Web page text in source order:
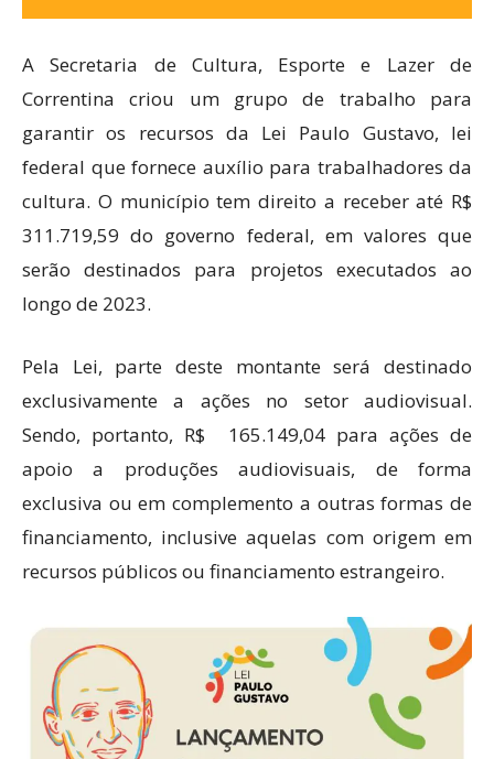
A Secretaria de Cultura, Esporte e Lazer de
Correntina criou um grupo de trabalho para
garantir os recursos da Lei Paulo Gustavo, lei
federal que fornece auxílio para trabalhadores da
cultura. O município tem direito a receber até R$
311.719,59 do governo federal, em valores que
serão destinados para projetos executados ao
longo de 2023.
Pela Lei, parte deste montante será destinado
exclusivamente a ações no setor audiovisual.
Sendo, portanto, R$ 165.149,04 para ações de
apoio a produções audiovisuais, de forma
exclusiva ou em complemento a outras formas de
financiamento, inclusive aquelas com origem em
recursos públicos ou financiamento estrangeiro.